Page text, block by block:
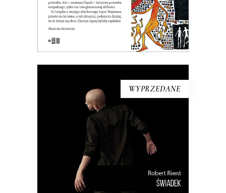
E-BOOK DO KOSZYKA
WYPRZEDANE
ŚWIADEK
Opowieść non-fiction o ucieczce ze
szczególnego więzienia – więzienia dla
mózgu. Książka przybliża wspólnotę
świadków Jehowy. To przewodnik po ich